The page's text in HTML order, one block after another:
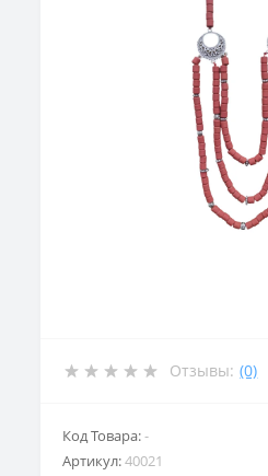
Отзывы: (0)
Код Товара:-
Артикул:40021